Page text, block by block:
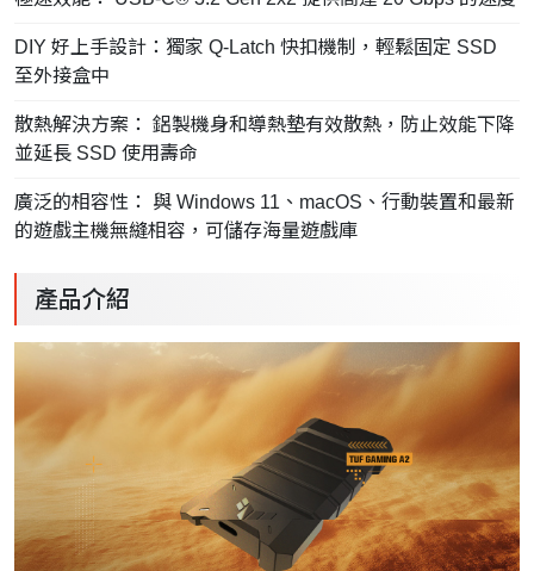
DIY 好上手設計：獨家 Q-Latch 快扣機制，輕鬆固定 SSD
至外接盒中
散熱解決方案： 鋁製機身和導熱墊有效散熱，防止效能下降
並延長 SSD 使用壽命
廣泛的相容性： 與 Windows 11、macOS、行動裝置和最新
的遊戲主機無縫相容，可儲存海量遊戲庫
產品介紹